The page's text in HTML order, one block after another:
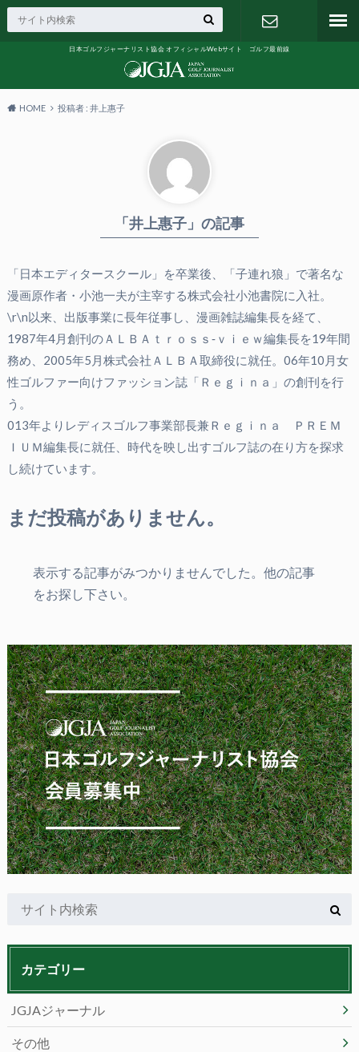
日本ゴルフジャーナリスト協会 オフィシャルWebサイト ゴルフ最前線
HOME 投稿者 : 井上惠子
「井上惠子」の記事
「日本エディタースクール」を卒業後、「子連れ狼」で著名な
漫画原作者・小池一夫が主宰する株式会社小池書院に入社。
\r\n以来、出版事業に長年従事し、漫画雑誌編集長を経て、
1987年4月創刊のＡＬＢＡｔｒｏｓｓ‐ｖｉｅｗ編集長を19年間
務め、2005年5月株式会社ＡＬＢＡ取締役に就任。06年10月女
性ゴルファー向けファッション誌「Ｒｅｇｉｎａ」の創刊を行
う。
013年よりレディスゴルフ事業部長兼Ｒｅｇｉｎａ ＰＲＥＭ
ＩＵＭ編集長に就任、時代を映し出すゴルフ誌の在り方を探求
し続けています。
まだ投稿がありません。
表示する記事がみつかりませんでした。他の記事
をお探し下さい。
カテゴリー
JGJAジャーナル
その他